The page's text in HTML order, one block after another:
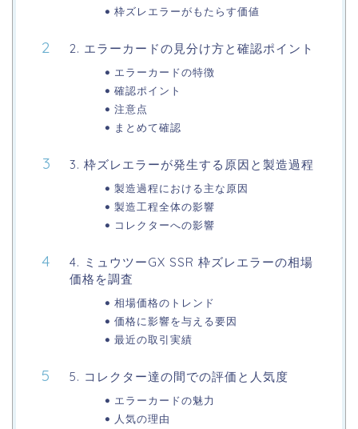
枠ズレエラーがもたらす価値
2. エラーカードの見分け方と確認ポイント
エラーカードの特徴
確認ポイント
注意点
まとめて確認
3. 枠ズレエラーが発生する原因と製造過程
製造過程における主な原因
製造工程全体の影響
コレクターへの影響
4. ミュウツーGX SSR 枠ズレエラーの相場
価格を調査
相場価格のトレンド
価格に影響を与える要因
最近の取引実績
5. コレクター達の間での評価と人気度
エラーカードの魅力
人気の理由